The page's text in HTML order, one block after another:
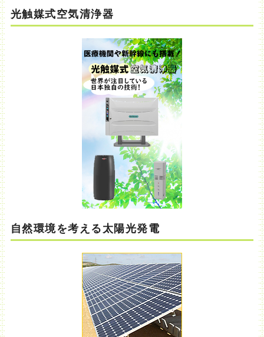
光触媒式空気清浄器
自然環境を考える太陽光発電